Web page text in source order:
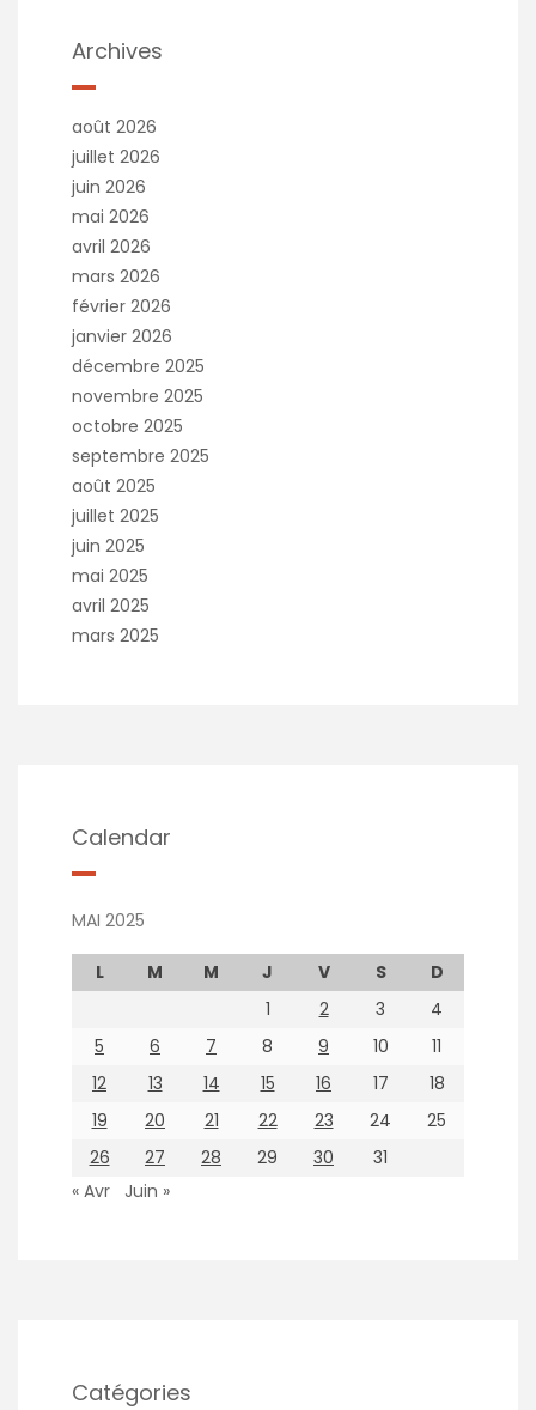
Archives
août 2026
juillet 2026
juin 2026
mai 2026
avril 2026
mars 2026
février 2026
janvier 2026
décembre 2025
novembre 2025
octobre 2025
septembre 2025
août 2025
juillet 2025
juin 2025
mai 2025
avril 2025
mars 2025
Calendar
MAI 2025
L M M J V S
D
1
2 3
4
5
6 7 8 9 10
11
12
13 14 15 16 17
18
19
20 21 22 23 24
25
26
27 28 29 30
31
« Avr
Juin »
Catégories